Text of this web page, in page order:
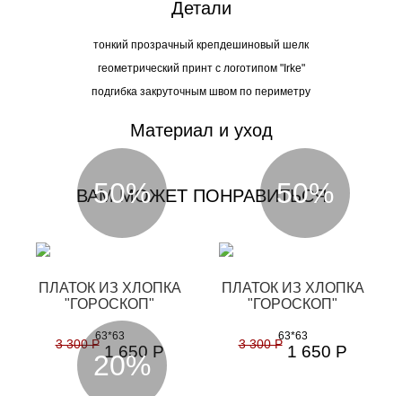
Детали
тонкий прозрачный крепдешиновый шелк
геометрический принт с логотипом "Irke"
подгибка закруточным швом по периметру
Материал и уход
ВАМ МОЖЕТ ПОНРАВИТЬСЯ
50%
ПЛАТОК ИЗ ХЛОПКА
"ГОРОСКОП"
3 300 Р1 650 Р
63*63
50%
ПЛАТОК ИЗ ХЛОПКА
"ГОРОСКОП"
3 300 Р1 650 Р
63*63
20%